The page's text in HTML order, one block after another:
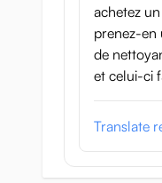
achetez
prenez-en
de
et celui-ci
Translate